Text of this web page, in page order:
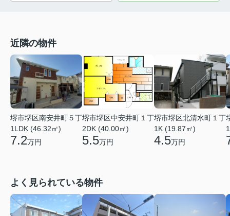
近隣の物件
堺市堺区南安井町５丁
1LDK (46.32㎡)
7.2万円
堺市堺区中安井町１丁
2DK (40.00㎡)
5.5万円
堺市堺区北清水町１丁
1K (19.87㎡)
4.5万円
よく見られている物件